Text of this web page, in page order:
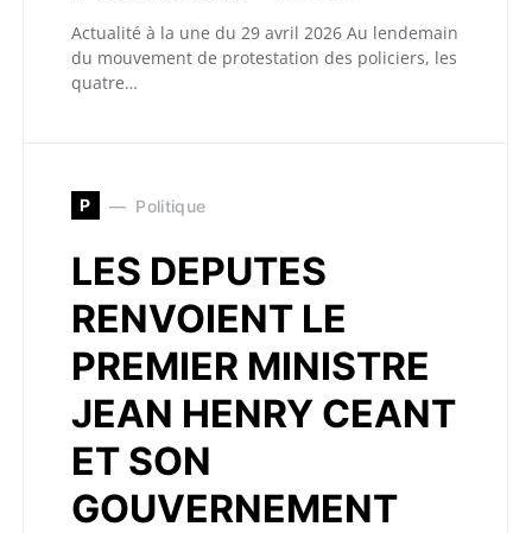
Actualité à la une du 29 avril 2026 Au lendemain
du mouvement de protestation des policiers, les
quatre…
P Politique
LES DEPUTES
RENVOIENT LE
PREMIER MINISTRE
JEAN HENRY CEANT
ET SON
GOUVERNEMENT